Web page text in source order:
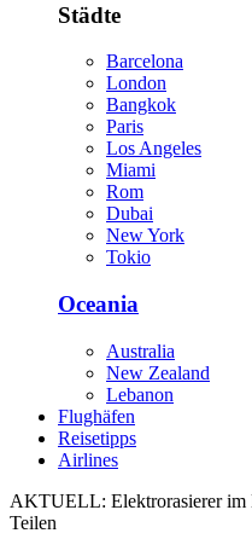
Städte
Barcelona
London
Bangkok
Paris
Los Angeles
Miami
Rom
Dubai
New York
Tokio
Oceania
Australia
New Zealand
Lebanon
Flughäfen
Reisetipps
Airlines
AKTUELL: Elektrorasierer im
Teilen